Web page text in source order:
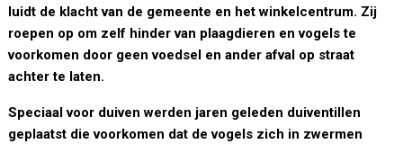
luidt de klacht van de gemeente en het winkelcentrum. Zij
roepen op om zelf hinder van plaagdieren en vogels te
voorkomen door geen voedsel en ander afval op straat
achter te laten.
Speciaal voor duiven werden jaren geleden duiventillen
geplaatst die voorkomen dat de vogels zich in zwermen